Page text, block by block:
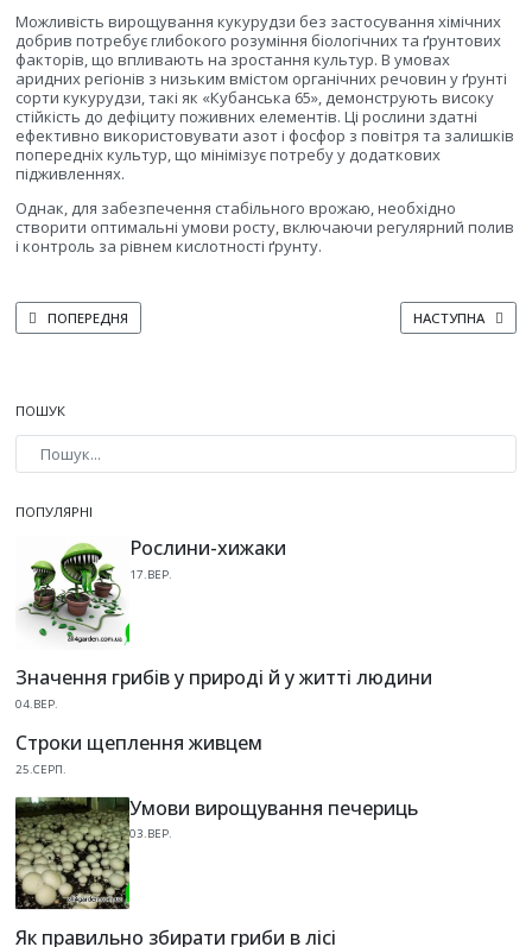
Можливість вирощування кукурудзи без застосування хімічних
добрив потребує глибокого розуміння біологічних та ґрунтових
факторів, що впливають на зростання культур. В умовах
аридних регіонів з низьким вмістом органічних речовин у ґрунті
сорти кукурудзи, такі як «Кубанська 65», демонструють високу
стійкість до дефіциту поживних елементів. Ці рослини здатні
ефективно використовувати азот і фосфор з повітря та залишків
попередніх культур, що мінімізує потребу у додаткових
підживленнях.
Однак, для забезпечення стабільного врожаю, необхідно
створити оптимальні умови росту, включаючи регулярний полив
і контроль за рівнем кислотності ґрунту.
ПОПЕРЕДНЯ СТАТТЯ: ПІДГОТОВКА НАСІННЯ КУКУРУДЗИ ДО СІВБИ:
ПОПЕРЕДНЯ НАСТУПНА
НАСТУПНА
ПОШУК
ПОПУЛЯРНІ
Рослини-хижаки
17.ВЕР.
Значення грибів у природі й у житті людини
04.ВЕР.
Строки щеплення живцем
25.СЕРП.
Умови вирощування печериць
03.ВЕР.
Як правильно збирати гриби в лісі